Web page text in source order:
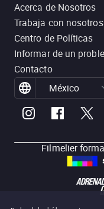
Acerca de Nosotros
Trabaja con nosotros
Centro de Políticas
Informar de un
Contacto
México
Filmelier